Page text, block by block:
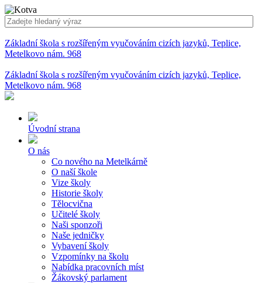
Základní škola s rozšířeným vyučováním cizích jazyků, Teplice,
Metelkovo nám. 968
Základní škola s rozšířeným vyučováním cizích jazyků, Teplice,
Metelkovo nám. 968
Úvodní strana
O nás
Co nového na Metelkárně
O naší škole
Vize školy
Historie školy
Tělocvična
Učitelé školy
Naši sponzoři
Naše jedničky
Vybavení školy
Vzpomínky na školu
Nabídka pracovních míst
Žákovský parlament